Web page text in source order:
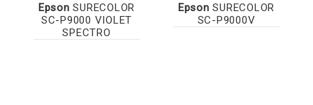
Epson SURECOLOR
SC-P9000 VIOLET
SPECTRO
Epson SURECOLOR
SC-P9000V